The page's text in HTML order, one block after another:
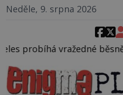
Neděle, 9. srpna 2026
satanistického